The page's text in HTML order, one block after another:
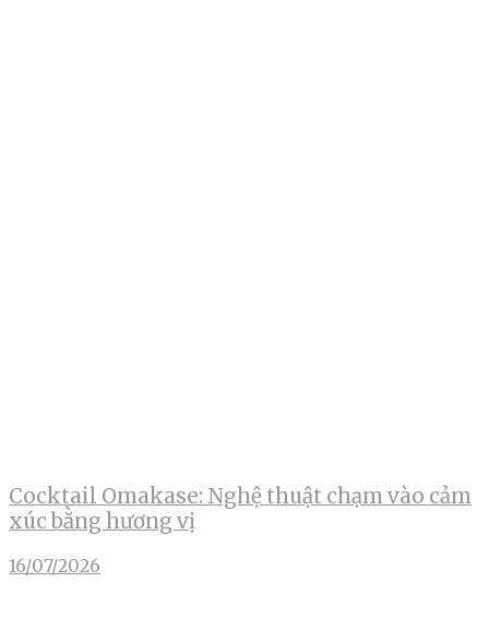
Cocktail Omakase: Nghệ thuật chạm vào cảm
xúc bằng hương vị
16/07/2026